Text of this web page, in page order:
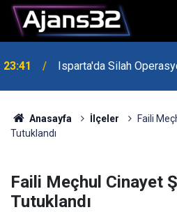
23:21
6 Mart Spor Salonu
Anasayfa İlçeler
Faili
Tutuklandı
Faili Meçhul Cinayet
Tutuklandı